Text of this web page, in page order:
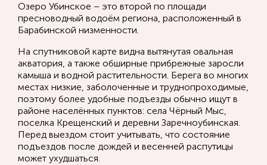
Озеро Убинское – это второй по площади
пресноводный водоём региона, расположенный в
Барабинской низменности.
На спутниковой карте видна вытянутая овальная
акватория, а также обширные прибрежные заросли
камыша и водной растительности. Берега во многих
местах низкие, заболоченные и труднопроходимые,
поэтому более удобные подъезды обычно ищут в
районе населённых пунктов: села Чёрный Мыс,
поселка Крещенский и деревни Заречноубинская.
Перед выездом стоит учитывать, что состояние
подъездов после дождей и весенней распутицы
может ухудшаться.